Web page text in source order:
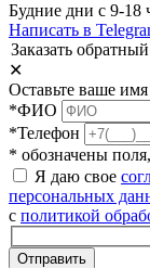
Будние дни с 9-18
Написать в
Заказать
✕
Оставьте ваше
*ФИО
*Телефон
* обозначены
Я даю свое
персональных
с политикой
Отправить